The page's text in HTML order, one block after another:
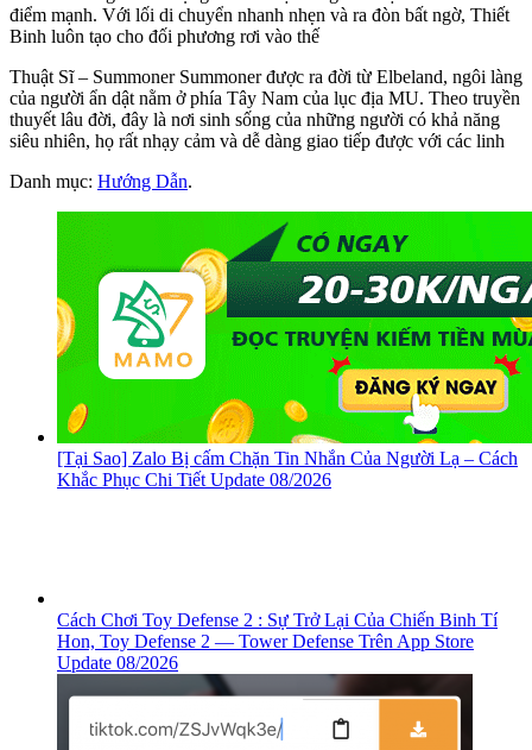
điểm mạnh. Với lối di chuyển nhanh nhẹn và ra đòn bất ngờ, Thiết
Binh luôn tạo cho đối phương rơi vào thế
Thuật Sĩ – Summoner Summoner được ra đời từ Elbeland, ngôi làng
của người ẩn dật nằm ở phía Tây Nam của lục địa MU. Theo truyền
thuyết lâu đời, đây là nơi sinh sống của những người có khả năng
siêu nhiên, họ rất nhạy cảm và dễ dàng giao tiếp được với các linh
Danh mục: Hướng Dẫn.
[Tại Sao] Zalo Bị cấm Chặn Tin Nhắn Của Người Lạ – Cách
Khắc Phục Chi Tiết Update 08/2026
Cách Chơi Toy Defense 2 : Sự Trở Lại Của Chiến Binh Tí
Hon, ‎Toy Defense 2 — Tower Defense Trên App Store
Update 08/2026